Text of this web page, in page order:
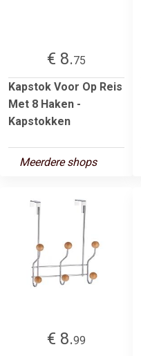
€ 8.75
Kapstok Voor Op Reis
Met 8 Haken -
Kapstokken
Meerdere shops
€ 8.99